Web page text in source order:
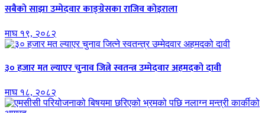
सबैको साझा उम्मेदवार काङ्ग्रेसका राजिव कोइराला
माघ १९, २०८२
३० हजार मत ल्याएर चुनाव जित्ने स्वतन्त्र उम्मेदवार अहमदको दावी
माघ १८, २०८२